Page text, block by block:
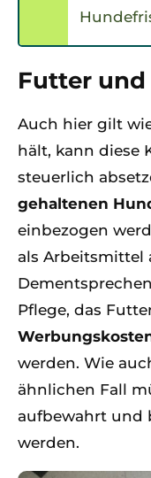
Futter
Auch hier gilt
hält, kann diese
steuerlich
gehaltenen
einbezogen
als Arbeitsmittel
Pflege, das
werden. Wie
ähnlichen Fall
aufbewahrt und
werden.